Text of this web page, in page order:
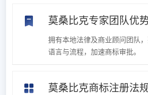
莫桑比克专家团队优
拥有本地法律及商业顾问团队
语言与流程，加速商标审批。
莫桑比克商标注册法